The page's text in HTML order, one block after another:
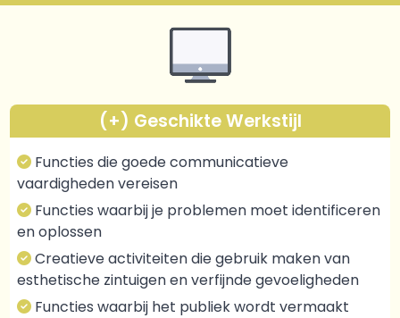
(+) Geschikte Werkstijl
Functies die goede communicatieve
vaardigheden vereisen
Functies waarbij je problemen moet identificeren
en oplossen
Creatieve activiteiten die gebruik maken van
esthetische zintuigen en verfijnde gevoeligheden
Functies waarbij het publiek wordt vermaakt